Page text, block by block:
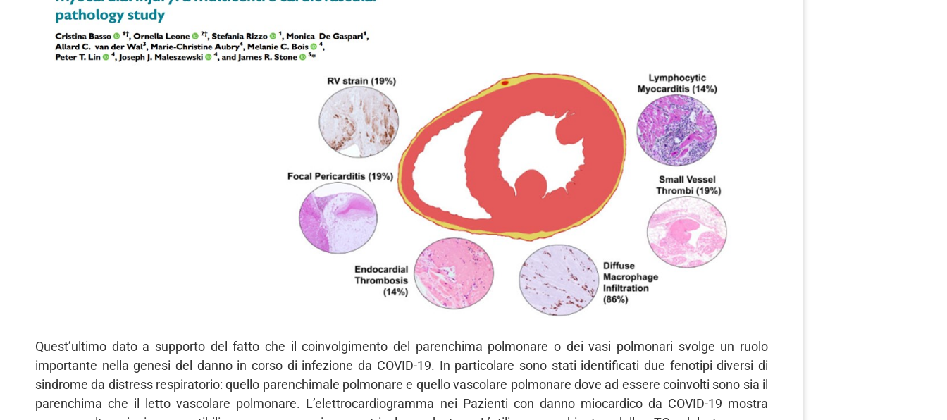
Quest’ultimo dato a supporto del fatto che il coinvolgimento del parenchima polmonare o dei vasi polmonari svolge un ruolo
importante nella genesi del danno in corso di infezione da COVID-19. In particolare sono stati identificati due fenotipi diversi di
sindrome da distress respiratorio: quello parenchimale polmonare e quello vascolare polmonare dove ad essere coinvolti sono sia il
parenchima che il letto vascolare polmonare. L’elettrocardiogramma nei Pazienti con danno miocardico da COVID-19 mostra